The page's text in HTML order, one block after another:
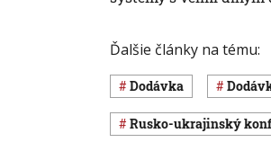
Ďalšie články na tému:
dodávka
rusko-ukrajinský